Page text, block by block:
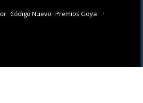
Código Nuevo Premios Goya